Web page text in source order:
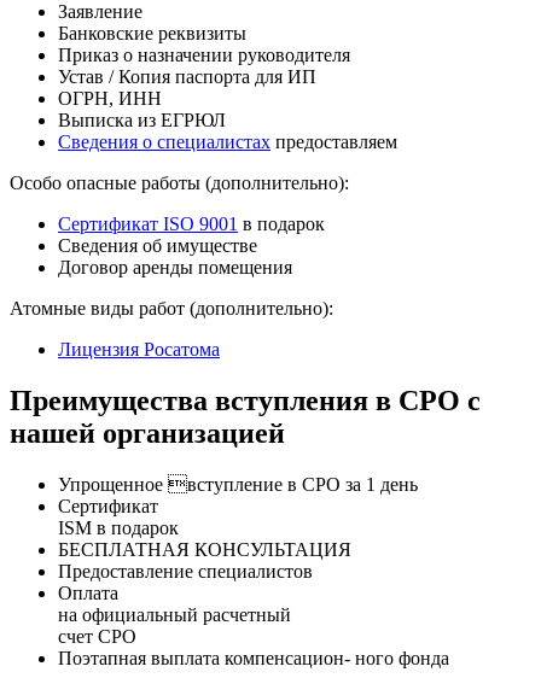
Заявление
Банковские реквизиты
Приказ о назначении руководителя
Устав / Копия паспорта для ИП
ОГРН, ИНН
Выписка из ЕГРЮЛ
Сведения о специалистах предоставляем
Особо опасные работы (дополнительно):
Сертификат ISO 9001 в подарок
Сведения об имуществе
Договор аренды помещения
Атомные виды работ (дополнительно):
Лицензия Росатома
Преимущества вступления в СРО с
нашей организацией
Упрощенное вступление в СРО за 1 день
Сертификат
ISM в подарок
БЕСПЛАТНАЯ КОНСУЛЬТАЦИЯ
Предоставление специалистов
Оплата
на официальный расчетный
счет СРО
Поэтапная выплата компенсацион- ного фонда